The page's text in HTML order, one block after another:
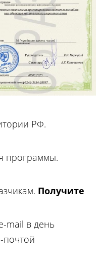
РФ.
программы.
Получите
mail в день
почтой